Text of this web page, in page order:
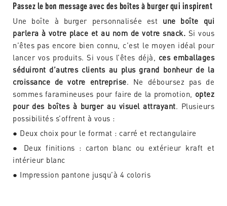
Passez le bon message avec des boîtes à burger qui inspirent
Une boîte à burger personnalisée est une boîte qui
parlera à votre place et au nom de votre snack. Si vous
n’êtes pas encore bien connu, c’est le moyen idéal pour
lancer vos produits. Si vous l’êtes déjà, ces emballages
séduiront d’autres clients au plus grand bonheur de la
croissance de votre entreprise. Ne déboursez pas de
sommes faramineuses pour faire de la promotion, optez
pour des boîtes à burger au visuel attrayant. Plusieurs
possibilités s’offrent à vous :
● Deux choix pour le format : carré et rectangulaire
● Deux finitions : carton blanc ou extérieur kraft et
intérieur blanc
● Impression pantone jusqu’à 4 coloris